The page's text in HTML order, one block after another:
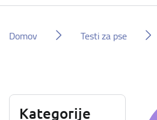
Domov Testi za pse
Kategorije